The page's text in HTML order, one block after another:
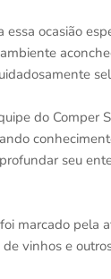
essa ocasião
do Comper
seu
marcado pela
vinhos e